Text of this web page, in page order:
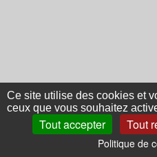
Ce site utilise des cookies et
ceux que vous souhaitez
Tout accepter Tout
Politique de